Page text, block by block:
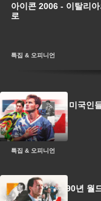
특집 & 오피니언
아이콘 2006 - 이탈리
로
특집 & 오피니언
1994 월드컵이 미국인
한 방법
아이콘 1990 - 90년 월